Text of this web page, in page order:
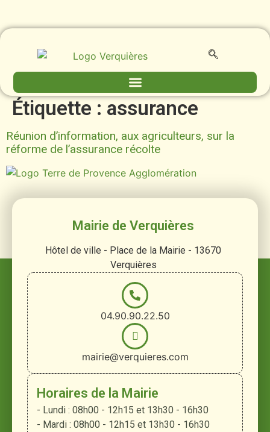
Étiquette : assurance
Réunion d’information, aux agriculteurs, sur la
réforme de l’assurance récolte
Mairie de Verquières
Hôtel de ville - Place de la Mairie - 13670
Verquières
04.90.90.22.50
mairie@verquieres.com
Horaires de la Mairie
- Lundi : 08h00 - 12h15 et 13h30 - 16h30
- Mardi : 08h00 - 12h15 et 13h30 - 16h30